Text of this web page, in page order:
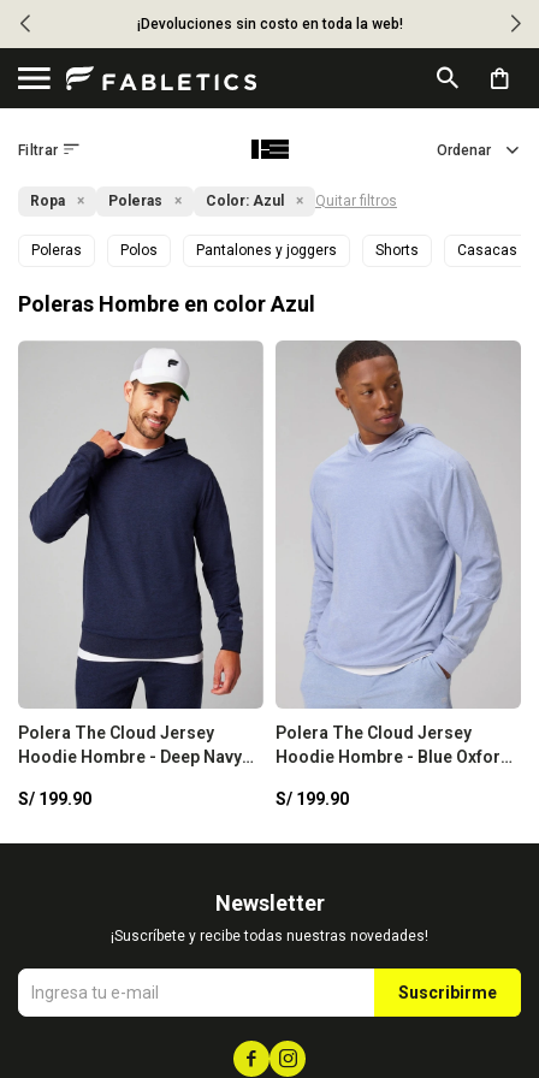
¡Devoluciones sin costo en toda la web!

Ropa Poleras Color: Azul Quitar filtros
Poleras Polos Pantalones y joggers Shorts Casacas
Poleras Hombre en color Azul
Polera The Cloud Jersey
Hoodie Hombre - Deep Navy
S/ 199.90
Polera The Cloud Jersey
Hoodie Hombre - Blue Oxford
S/ 199.90
Newsletter
¡Suscríbete y recibe todas nuestras novedades!
Suscribirme
 